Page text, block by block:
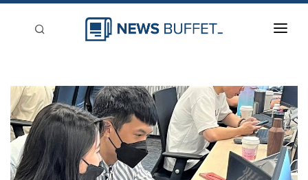
新聞稿分類
登入
刊登